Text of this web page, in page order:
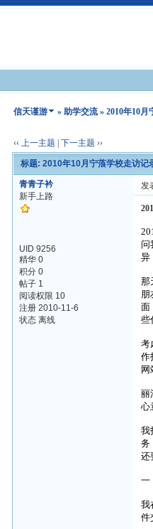
信天谨游 »助学交流» 2010年10月
‹‹ 上一主题 |下一主题 ››
标题: 2010年10月宁蒗学校走访记
青青子衿
新手上路
UID 9256
精华 0
积分 0
帖子 1
阅读权限 10
注册 2010-11-6
状态 离线
发
问
异
那
朋
面
些
考
作
丽
心
我
务
还
一
我
件